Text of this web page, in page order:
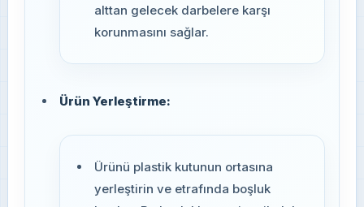
alttan gelecek darbelere karşı
korunmasını sağlar.
Ürün Yerleştirme:
Ürünü plastik kutunun ortasına
yerleştirin ve etrafında boşluk